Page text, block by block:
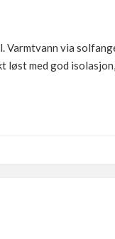
Varmtvann via
med god